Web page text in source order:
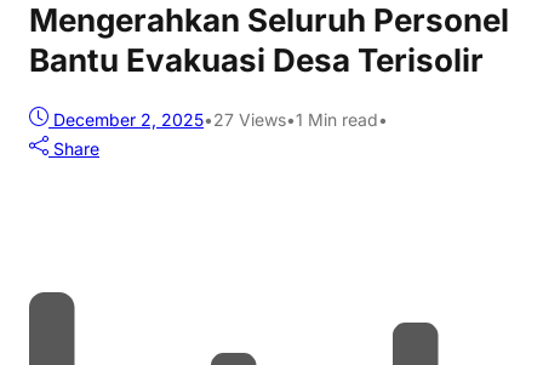
Mengerahkan Seluruh Personel
Bantu Evakuasi Desa Terisolir
December 2, 2025•27 Views•1 Min read•
Share